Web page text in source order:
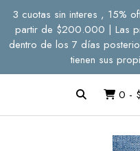
3 cuotas sin interes , 15%
partir de $200.000 | Las
dentro de los 7 días
tienen sus
0 -